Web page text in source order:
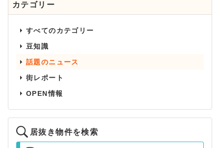
カテゴリー
すべてのカテゴリー
豆知識
話題のニュース
街レポート
OPEN情報
居抜き物件を検索